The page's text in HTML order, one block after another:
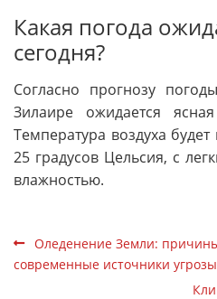
Какая погода
сегодня?
Согласно прогнозу
Зилаире ожидается
Температура воздуха
25 градусов Цельсия, с
влажностью.
Оледенение Земли:
современные источники угрозы